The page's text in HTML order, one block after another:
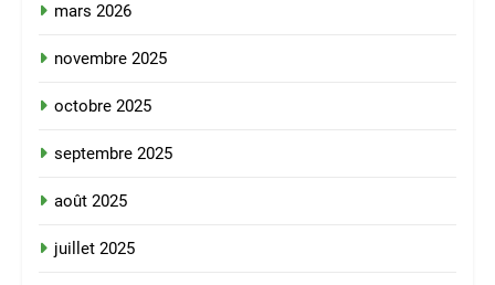
mars 2026
novembre 2025
octobre 2025
septembre 2025
août 2025
juillet 2025